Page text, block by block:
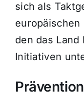
sich als
europäischen
den das
Initiativen